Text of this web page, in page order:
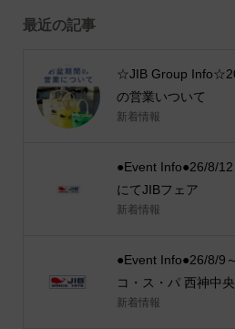
最近の記事
☆JIB Group
の営業いついて
新着情報
●Event Info●26/8/
にてJIBフェア
新着情報
●Event Info●26/8/9
コ・ス・パ 西神中
新着情報